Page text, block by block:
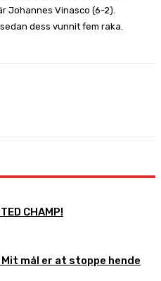
Johannes Vinasco (6-2).
dess vunnit fem raka.
CHAMP!
mål er at stoppe hende